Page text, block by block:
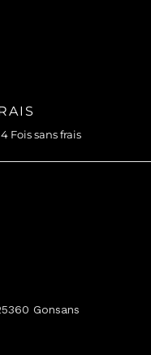
Fois sans frais
Gonsans